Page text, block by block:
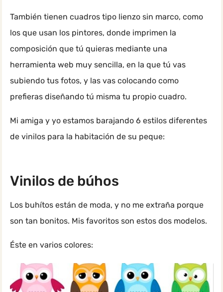
También tienen cuadros tipo lienzo sin marco, como
los que usan los pintores, donde imprimen la
composición que tú quieras mediante una
herramienta web muy sencilla, en la que tú vas
subiendo tus fotos, y las vas colocando como
prefieras diseñando tú misma tu propio cuadro.
Mi amiga y yo estamos barajando 6 estilos diferentes
de vinilos para la habitación de su peque:
Vinilos de búhos
Los buhítos están de moda, y no me extraña porque
son tan bonitos. Mis favoritos son estos dos modelos.
Éste en varios colores: